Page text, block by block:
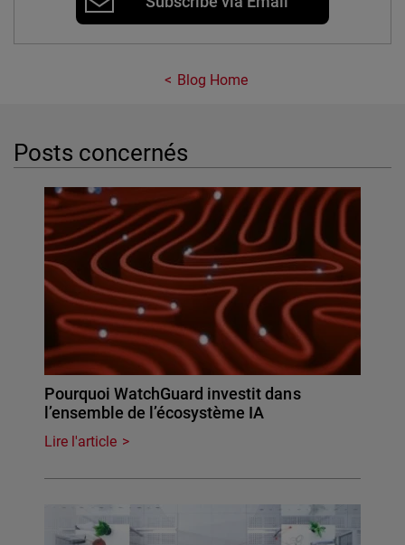
Blog Home
Posts concernés
Pourquoi WatchGuard investit dans
l’ensemble de l’écosystème IA
Lire l'article